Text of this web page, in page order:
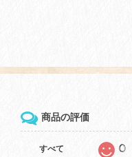
商品の評価
すべて 0